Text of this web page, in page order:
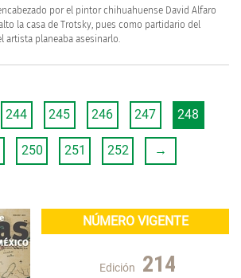
por el pintor chihuahuense David Alfaro
la casa de Trotsky, pues como partidario del
artista planeaba asesinarlo.
244 245 246 247 248
250 251 252 →
NÚMERO VIGENTE
Edición 214